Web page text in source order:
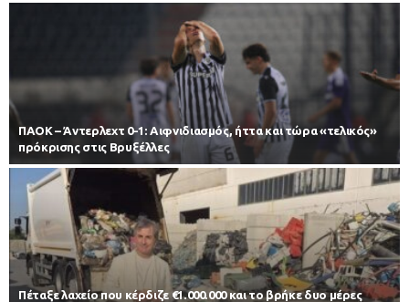
ΠΑΟΚ – Άντερλεχτ 0-1: Αιφνιδιασμός, ήττα και τώρα «τελικός»
πρόκρισης στις Βρυξέλλες
Πέταξε λαχείο που κέρδιζε €1.000.000 και το βρήκε δυο μέρες